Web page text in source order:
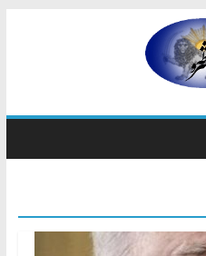
مشروطه
مشروطه
حزب
راه
و